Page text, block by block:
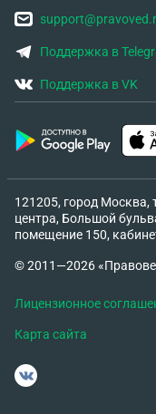
Поддержка в
Поддержка в VK
121205, город Москва,
центра, Большой
помещение 150,
© 2011—2026
Лицензионное
Карта сайта